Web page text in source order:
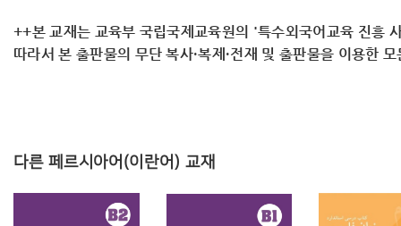
++본 교재는 교육부 국립국제교육원의 '특수외국어교육 진흥
따라서 ​본 출판물의 무단 복사·복제·전재 및 출판물을 이용한
다른 페르시아어(이란어) 교재